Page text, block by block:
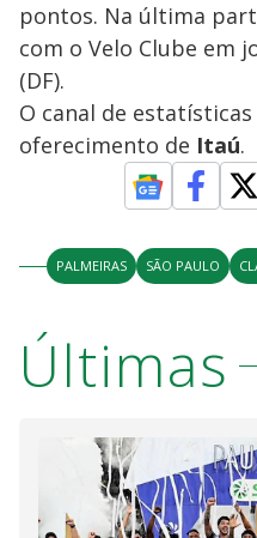
pontos. Na última
com o Velo Clube em
(DF).
O canal de estatísticas
oferecimento de Itaú.
PALMEIRAS SÃO PAULO
Últimas